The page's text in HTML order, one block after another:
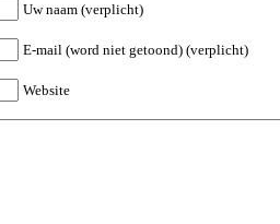
Uw naam (verplicht)
E-mail (word niet getoond) (verplicht)
Website